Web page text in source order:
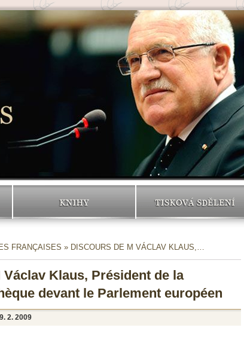
KNIHY TISKOVÁ SDĚLENÍ
FRANÇAISES » DISCOURS DE M VÁCLAV KLAUS,…
Klaus, Président de la
devant le Parlement européen
2. 2009